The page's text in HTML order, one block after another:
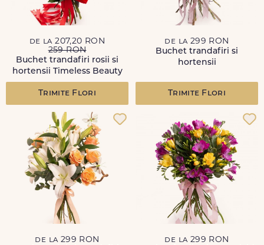
de la 207,20 RON
259 RON
Buchet trandafiri rosii si
hortensii Timeless Beauty
Trimite Flori
de la 299 RON
Buchet trandafiri si
hortensii
Trimite Flori
de la 299 RON
de la 299 RON